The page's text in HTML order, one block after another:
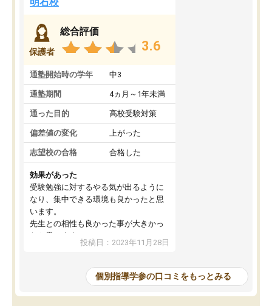
保護者
総合評価
3.6
通塾開始時の学年 中3
通塾期間 4ヵ月～1年未満
通った目的 高校受験対策
偏差値の変化 上がった
志望校の合格 合格した
効果があった
受験勉強に対するやる気が出るように
なり、集中できる環境も良かったと思
います。
先生との相性も良かった事が大きかっ
たと思います。
投稿日：2023年11月28日
個別指導学参の口コミをもっとみる